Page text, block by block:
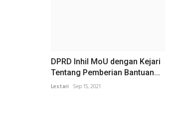
DPRD Inhil MoU dengan Kejari
Tentang Pemberian Bantuan...
Lestari Sep 15, 2021